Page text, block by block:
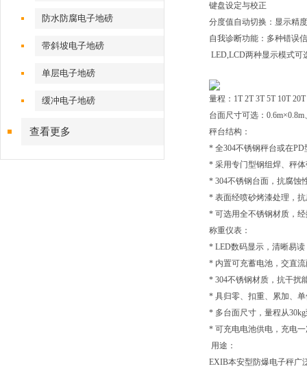
防水防腐电子地磅
带斜坡电子地磅
单层电子地磅
缓冲电子地磅
查看更多
键盘设定与校正
分度值自动切换：显示精
自我诊断功能：多种错误
LED,LCD两种显示模式可
量程：1T 2T 3T 5T 10T 20T
台面尺寸可选：0.6m×0.8m
秤台结构：
* 全304不锈钢秤台或在
* 采用专门型钢组焊、秤
* 304不锈钢台面，抗腐蚀
* 表面经喷砂烤漆处理，
* 可选用全不锈钢材质，
称重仪表：
* LED数码显示，清晰易读
* 内置可充蓄电池，交直
* 304不锈钢材质，抗干扰
* 具归零、扣重、累加、
* 多台面尺寸，量程从30kg
* 可充电电池供电，充电
用途：
EXIB本安型防爆电子秤广